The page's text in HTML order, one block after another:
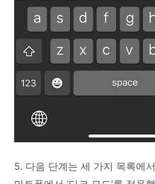
5. 다음 단계는 세 가지 목록에